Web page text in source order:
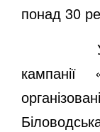
понад 30
У